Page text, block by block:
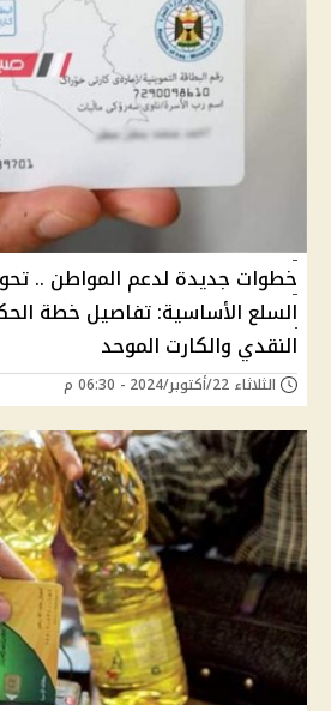
خطوات جديدة لدعم المواطن ..
السلع الأساسية: تفاصيل خطة
النقدي والكارت الموحد
الثلاثاء 22/أكتوبر/2024 - 06:30 م